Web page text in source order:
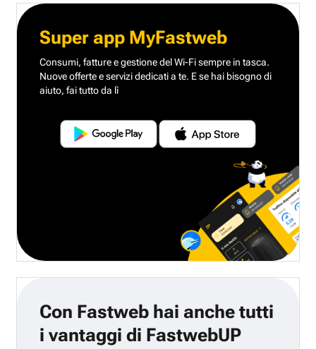
Super app MyFastweb
Consumi, fatture e gestione del Wi-Fi sempre in tasca.
Nuove offerte e servizi dedicati a te. E se hai bisogno di
aiuto, fai tutto da lì
Con Fastweb hai anche tutti
i vantaggi di FastwebUP